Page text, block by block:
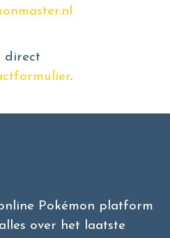
direct
.
Pokémon platform
over het laatste